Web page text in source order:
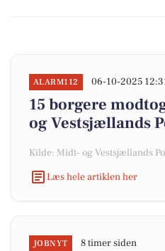
ALARM112 06-10-2025
15 borgere
og Vestsjællands
Kilde: Midt- og Vestsjællands
Læs hele artiklen her
JOBNYT 8 timer siden